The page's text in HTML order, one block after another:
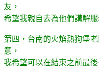
友，
希望我親自去為他們講解
第四，台南的火焰熱狗堡
意，
我希望可以在結束之前最